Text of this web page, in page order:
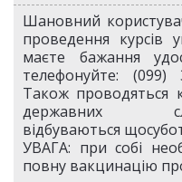
Шановний
проведення курсів
маєте бажання
телефонуйте: (099)
Також проводяться
державних
відбуваються
УВАГА: при собі
повну вакцинацію